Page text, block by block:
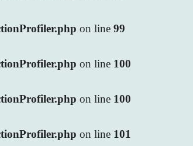
on line 99
on line 100
on line 100
on line 101